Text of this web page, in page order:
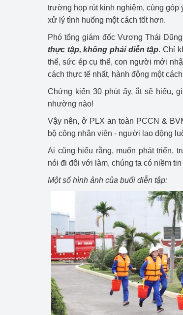
trường họp rút kinh nghiệm, cùng góp
xử lý tình huống một cách tốt hơn.
Phó tổng giám đốc Vương Thái
thực tập, không phải diễn tập. Chỉ
thể, sức ép cụ thể, con người mới
cách thực tế nhất, hành động một
Chứng kiến 30 phút ấy, ắt sẽ hiểu,
nhường nào!
Vậy nên, ở PLX an toàn PCCN &
bộ công nhân viên - người lao động
Ai cũng hiểu rằng, muốn phát triển,
nói đi đôi với làm, chúng ta có niềm
Một số hình ảnh của buổi diễn tập: